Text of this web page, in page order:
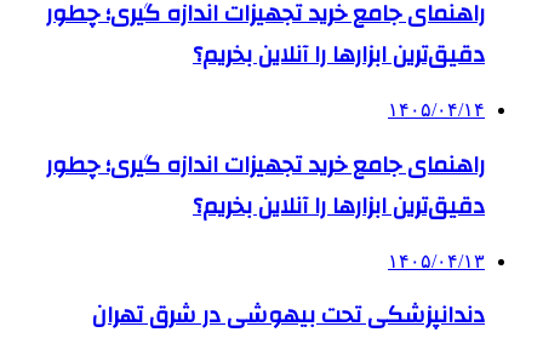
راهنمای جامع خرید تجهیزات اندازه گیری؛ چطور
دقیق‌ترین ابزارها را آنلاین بخریم؟
۱۴۰۵/۰۴/۱۴
راهنمای جامع خرید تجهیزات اندازه گیری؛ چطور
دقیق‌ترین ابزارها را آنلاین بخریم؟
۱۴۰۵/۰۴/۱۳
دندانپزشکی تحت بیهوشی در شرق تهران